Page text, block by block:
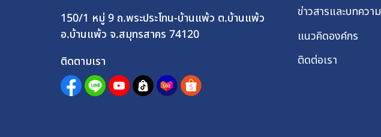
150/1 หมู่ 9 ถ.พระประโทน-บ้านแพ้ว ต.บ้านแพ้ว
อ.บ้านแพ้ว จ.สมุทรสาคร 74120
ติดตามเรา
ข่าวสารและบทความ
แนวคิดองค์กร
ติดต่อเรา